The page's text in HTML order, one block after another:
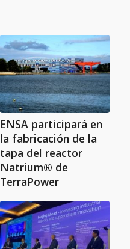
ENSA participará en
la fabricación de la
tapa del reactor
Natrium® de
TerraPower